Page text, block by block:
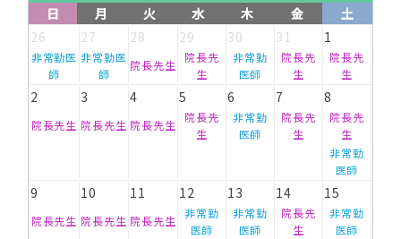
日 月 火 水 木 金
土
26
27 28 29 30 31 1
非常勤医
師
非常勤医
師
院長先生
院長先
生
非常勤
医師
院長先
生
院長先
生
2 3 4 5 6 7 8
院長先生 院長先生 院長先生
院長先
生
非常勤
医師
院長先
生
院長先
生
非常勤
医師
9 10 11 12 13 14 15
院長先生 院長先生 院長先生
非常勤
医師
非常勤
医師
院長先
生
非常勤
医師